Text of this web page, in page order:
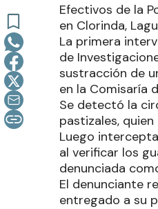
Efectivos de la
en Clorinda,
La primera
de
sustracción de
en la Comisaría
Se detectó la
pastizales,
Luego
al verificar los
denunciada
El denunciante
entregado a su